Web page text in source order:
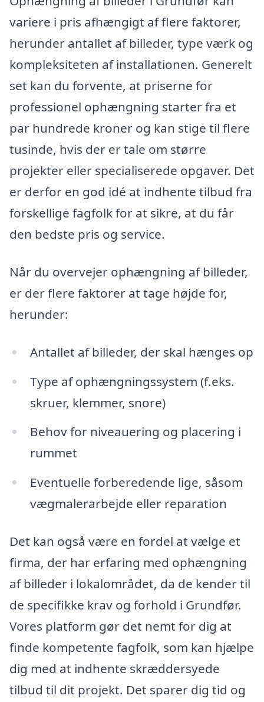
variere i pris afhængigt af flere faktorer,
herunder antallet af billeder, type værk og
kompleksiteten af installationen. Generelt
set kan du forvente, at priserne for
professionel ophængning starter fra et
par hundrede kroner og kan stige til flere
tusinde, hvis der er tale om større
projekter eller specialiserede opgaver. Det
er derfor en god idé at indhente tilbud fra
forskellige fagfolk for at sikre, at du får
den bedste pris og service.
Når du overvejer ophængning af billeder,
er der flere faktorer at tage højde for,
herunder:
Antallet af billeder, der skal hænges op
Type af ophængningssystem (f.eks.
skruer, klemmer, snore)
Behov for niveauering og placering i
rummet
Eventuelle forberedende lige, såsom
vægmalerarbejde eller reparation
Det kan også være en fordel at vælge et
firma, der har erfaring med ophængning
af billeder i lokalområdet, da de kender til
de specifikke krav og forhold i Grundfør.
Vores platform gør det nemt for dig at
finde kompetente fagfolk, som kan hjælpe
dig med at indhente skræddersyede
tilbud til dit projekt. Det sparer dig tid og